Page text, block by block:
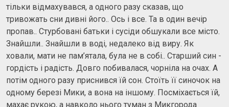
тільки відмахувався, а одного разу сказав, що
тривожать сни дивні його.. Ось і все. Та в один вечір
пропав.. Стурбовані батьки і сусіди обшукали все місто.
Знайшли.. Знайшли в воді, недалеко від виру. Як
ховали, мати не пам’ятала, була не в собі.. Старший син -
гордість і радість. Довго побивалася, чорніла на очах. А
потім одного разу приснився їй сон. Стоїть її синочок на
одному березі Мики, а вона на іншому. Посміхається їй,
махає рукою, а навколо нього туман з Микгорода